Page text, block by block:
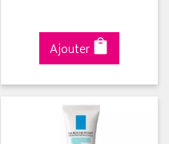
Ajouter